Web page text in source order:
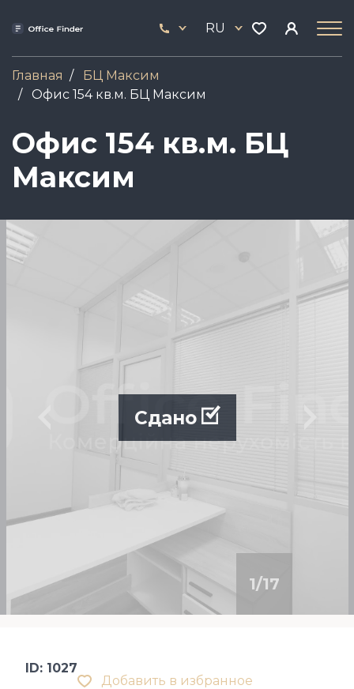
содержанию
444
17
RU
Главная
БЦ Максим
Офис 154 кв.м. БЦ Максим
Офис 154 кв.м. БЦ
Максим
Image
1/17
Сдано
Добавить в избранное
ID: 1027